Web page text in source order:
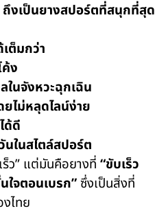
ถึงเป็นยางสปอร์ตที่สนุกที่สุด
ต็มกว่า
ง
ในจังหวะฉุกเฉิน
ยไม่หลุดไลน์ง่าย
ด้ดี
ในสไตล์สปอร์ต
ร็ว” แต่มันคือยางที่ “ขับเร็ว
ใจตอนเบรก”ซึ่งเป็นสิ่งที่
ไทย